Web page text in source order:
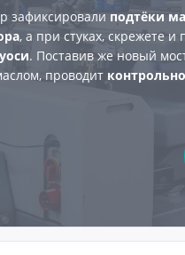
зафиксировали подтёки
, а при стуках, скрежете и
. Поставив же новый
проводит